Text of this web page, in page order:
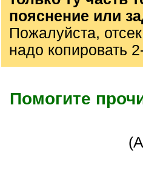
пояснение или
Пожалуйста,
надо копировать
Помогите